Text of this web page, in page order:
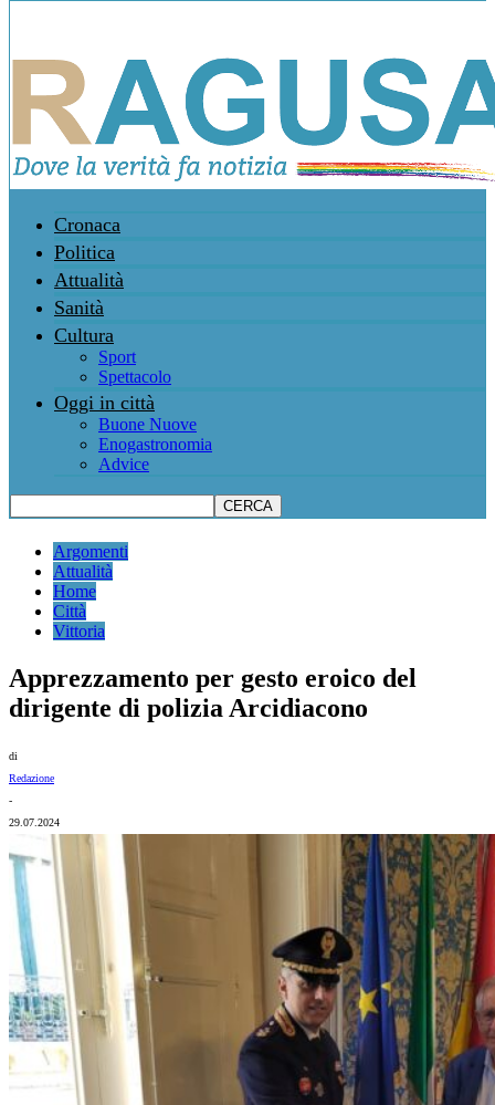
Cronaca
Politica
Attualità
Sanità
Cultura
Sport
Spettacolo
Oggi in città
Buone Nuove
Enogastronomia
Advice
Argomenti
Attualità
Home
Città
Vittoria
Apprezzamento per gesto eroico del
dirigente di polizia Arcidiacono
di
Redazione
-
29.07.2024